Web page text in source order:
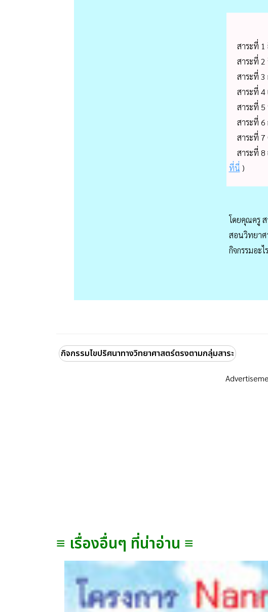
สาระที่
สาระที่
สาระที่ 3
สาระที่ 4
สาระที่
สาระที่ 6
สาระที่ 7
สาระที่ 8
ที่นี่ )
โดยคุณครู
สอนวิทยาศ
กิจกรรมอะ
กิจกรรมไขปริศนาทางวิทยาศาสตร์ตรงตามกลุ่มสาระ
≡ เรื่องอื่นๆ ที่น่าอ่าน ≡